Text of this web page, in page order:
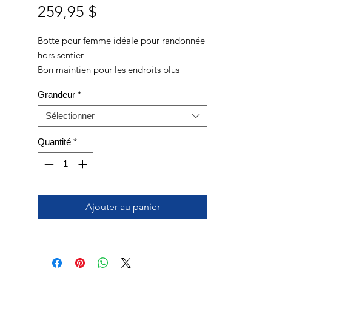
259,95 $
Botte pour femme idéale pour randonnée
hors sentier
Bon maintien pour les endroits plus
Très bon confort
Grandeur *
Sélectionner
Quantité *
Ajouter au panier